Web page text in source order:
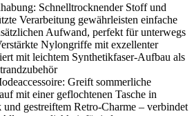
Schnelltrocknender Stoff und
Verarbeitung gewährleisten einfache
Aufwand, perfekt für unterwegs
Nylongriffe mit exzellenter
mit leichtem Synthetikfaser-Aufbau als
Greift sommerliche
mit einer geflochtenen Tasche in
gestreiftem Retro-Charme – verbindet